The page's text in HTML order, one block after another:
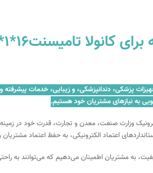
فروش و تعمیر تجهیزات پزشکی، دندانپزشکی، و
به نیازهای مشتریان خود هستیم.
وزارت صنعت، معدن و تجارت، قدرت خود در
اعتماد الکترونیکی، به حفظ اعتماد